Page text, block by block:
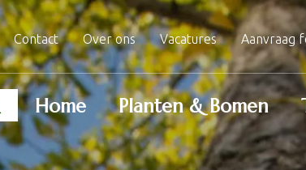
Contact Over ons Vacatures Aanvraag
Home Planten & Bomen